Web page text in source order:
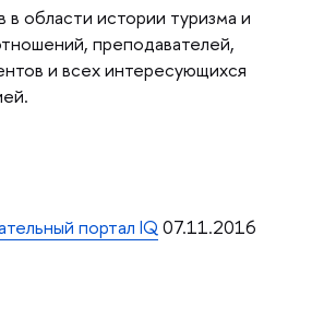
области истории туризма и
преподавателей,
и всех интересующихся
портал IQ 07.11.2016